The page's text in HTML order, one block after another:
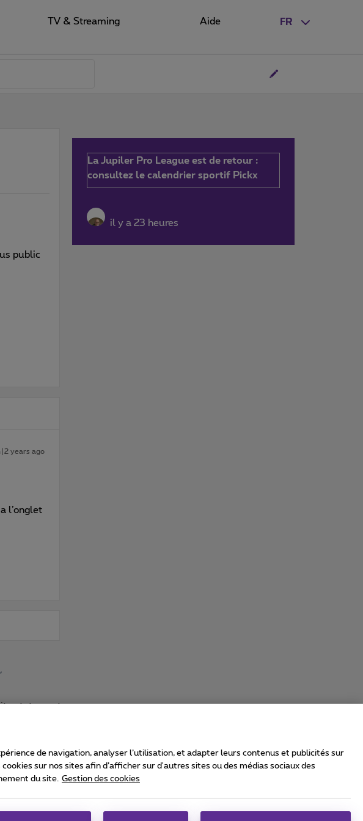
FR
TV & Streaming Aide
public
years ago
l’onglet
La Jupiler Pro League est de retour :
consultez le calendrier sportif Pickx
il y a 23 heures
statement
Carrier & Wholesale Solutions
de navigation, analyser l’utilisation, et adapter leurs contenus et publicités sur
sur nos sites afin d’afficher sur d'autres sites ou des médias sociaux des
du site. Gestion des cookies